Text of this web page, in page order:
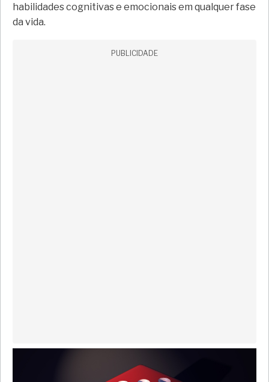
habilidades cognitivas e emocionais em qualquer fase
da vida.
PUBLICIDADE